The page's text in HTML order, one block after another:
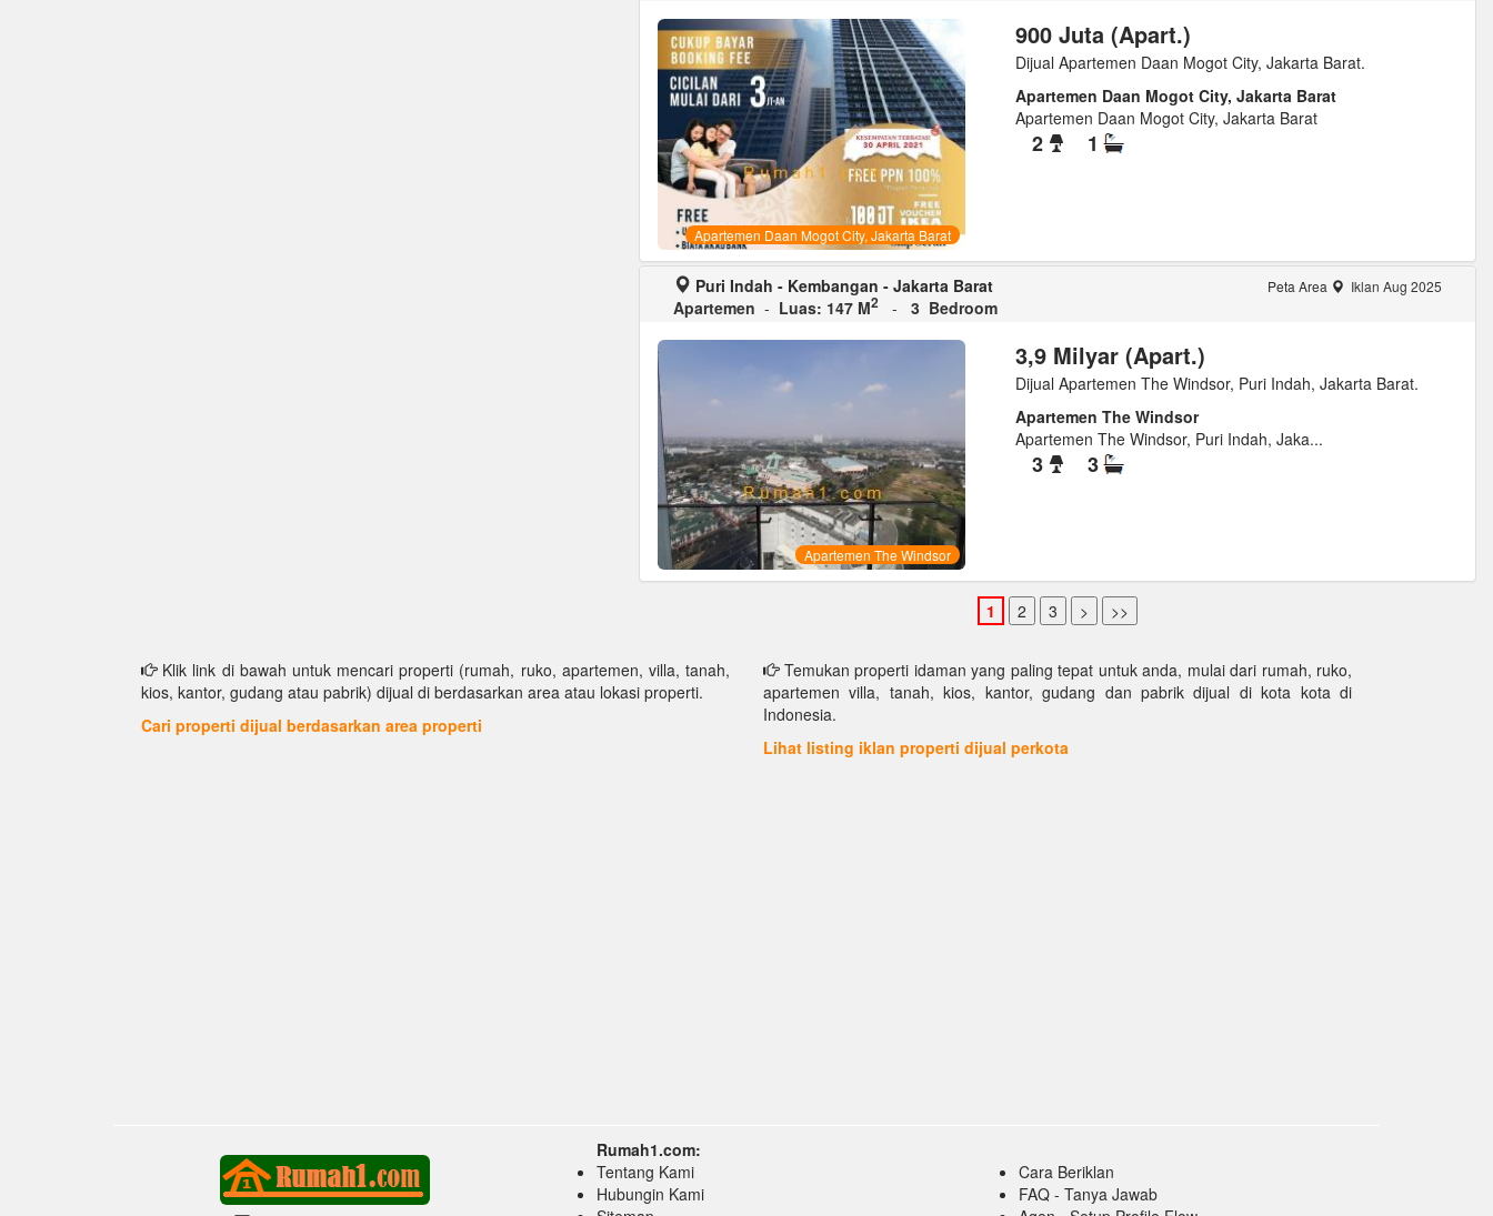
Apartemen Daan Mogot City, Jakarta Barat
900 Juta (Apart.)
Dijual Apartemen Daan Mogot City, Jakarta Barat.
Apartemen Daan Mogot City, Jakarta Barat
Apartemen Daan Mogot City, Jakarta Barat
2 1
Puri Indah - Kembangan - Jakarta Barat
Apartemen - Luas: 147 M2 - 3 Bedroom
Peta Area Iklan Aug 2025
Apartemen The Windsor
3,9 Milyar (Apart.)
Dijual Apartemen The Windsor, Puri Indah, Jakarta Barat.
Apartemen The Windsor
Apartemen The Windsor, Puri Indah, Jaka...
3 3
Klik link di bawah untuk mencari properti (rumah, ruko, apartemen, villa, tanah,
kios, kantor, gudang atau pabrik) dijual di berdasarkan area atau lokasi properti.
Cari properti dijual berdasarkan area properti
Temukan properti idaman yang paling tepat untuk anda, mulai dari rumah, ruko,
apartemen villa, tanah, kios, kantor, gudang dan pabrik dijual di kota kota di
Indonesia.
Lihat listing iklan properti dijual perkota
Rumah1.com:
Tentang Kami
Hubungin Kami
Cara Beriklan
FAQ - Tanya Jawab